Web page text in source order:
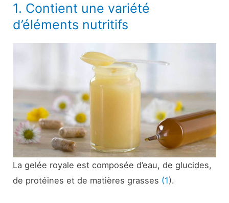
1. Contient une variété
d’éléments nutritifs
La gelée royale est composée d’eau, de glucides,
de protéines et de matières grasses (1).